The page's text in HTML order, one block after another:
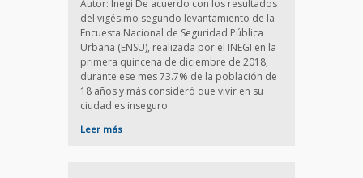
Autor: Inegi De acuerdo con los resultados
del vigésimo segundo levantamiento de la
Encuesta Nacional de Seguridad Pública
Urbana (ENSU), realizada por el INEGI en la
primera quincena de diciembre de 2018,
durante ese mes 73.7% de la población de
18 años y más consideró que vivir en su
ciudad es inseguro.
Leer más